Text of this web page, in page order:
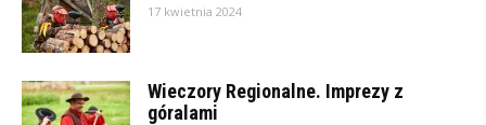
17 kwietnia 2024
Wieczory Regionalne. Imprezy z
góralami